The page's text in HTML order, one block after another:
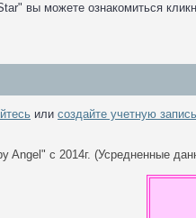
вы можете ознакомиться
или создайте учетную запись
Angel" с 2014г. (Усредненные